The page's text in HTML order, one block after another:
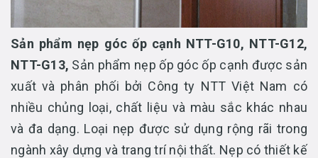
Sản phẩm nẹp góc ốp cạnh NTT-G10, NTT-G12,
NTT-G13, Sản phẩm nẹp ốp góc ốp cạnh được sản
xuất và phân phối bởi Công ty NTT Việt Nam có
nhiều chủng loại, chất liệu và màu sắc khác nhau
và đa dạng. Loại nẹp được sử dụng rộng rãi trong
ngành xây dựng và trang trí nội thất. Nẹp có thiết kế